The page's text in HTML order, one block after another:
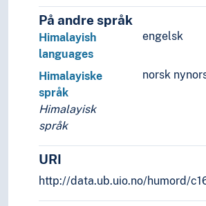
På andre språk
engelsk
Himalayish
languages
norsk
Himalayiske
språk
Himalayisk
språk
URI
http://data.ub.uio.no/humord/